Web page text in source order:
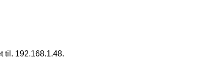
til. 192.168.1.48.